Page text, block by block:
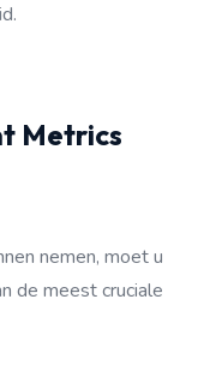
Metrics
nemen, moet u
de meest cruciale